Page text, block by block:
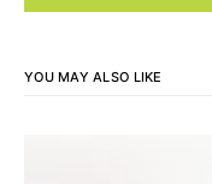
YOU MAY ALSO LIKE